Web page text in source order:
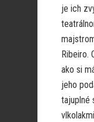
je ich
Ribeiro.
ako si
jeho
tajuplné